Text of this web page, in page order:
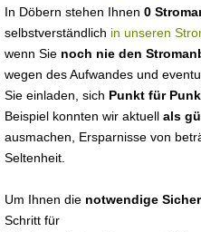
In Döbern stehen Ihnen 0
selbstverständlich in unseren
wenn Sie noch nie den
wegen des Aufwandes und
Sie einladen, sich Punkt für
Beispiel konnten wir aktuell als
ausmachen, Ersparnisse von
Seltenheit.
Um Ihnen die notwendige
Schritt für